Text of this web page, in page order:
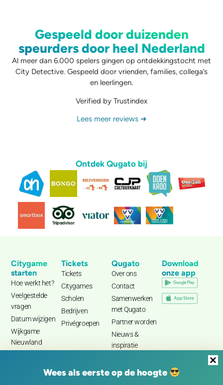
Gespeeld door duizenden
speurders door heel Nederland
Al meer dan 6.000 spelers gingen op ontdekkingstocht met
City Detective. Gespeeld door vrienden, families, collega’s
en leerlingen.
Verified by Trustindex
Lees meer reviews ➜
Wees als eerste op de hoogte
Ontdek Qugato bij
Citygame
starten
Hoe werkt het?
Veelgestelde
vragen
Datum wijzigen
Wijkgame
Nieuwland
Tickets
Tickets
Citygames
Scholen
Bedrijven
Privégroepen
Qugato
Over ons
Contact
Samenwerken
met Qugato
Partner worden
Nieuws &
inspiratie
Download
onze app